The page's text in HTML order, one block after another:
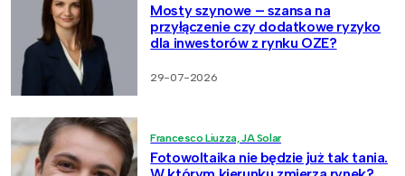
Mosty szynowe – szansa na
przyłączenie czy dodatkowe ryzyko
dla inwestorów z rynku OZE?
29-07-2026
Francesco Liuzza, JA Solar
Fotowoltaika nie będzie już tak tania.